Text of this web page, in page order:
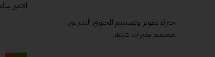
خبراء تطوير وتصميم المحتوي التدريبى
مصمم بخبرات عالمية
الامير